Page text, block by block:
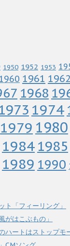
1950 1952 1953
1961 1962
1968
1974
1979 1980
19841985
1989 1990
ト「フィーリング」
がはこぶもの」
ハートはストップモ